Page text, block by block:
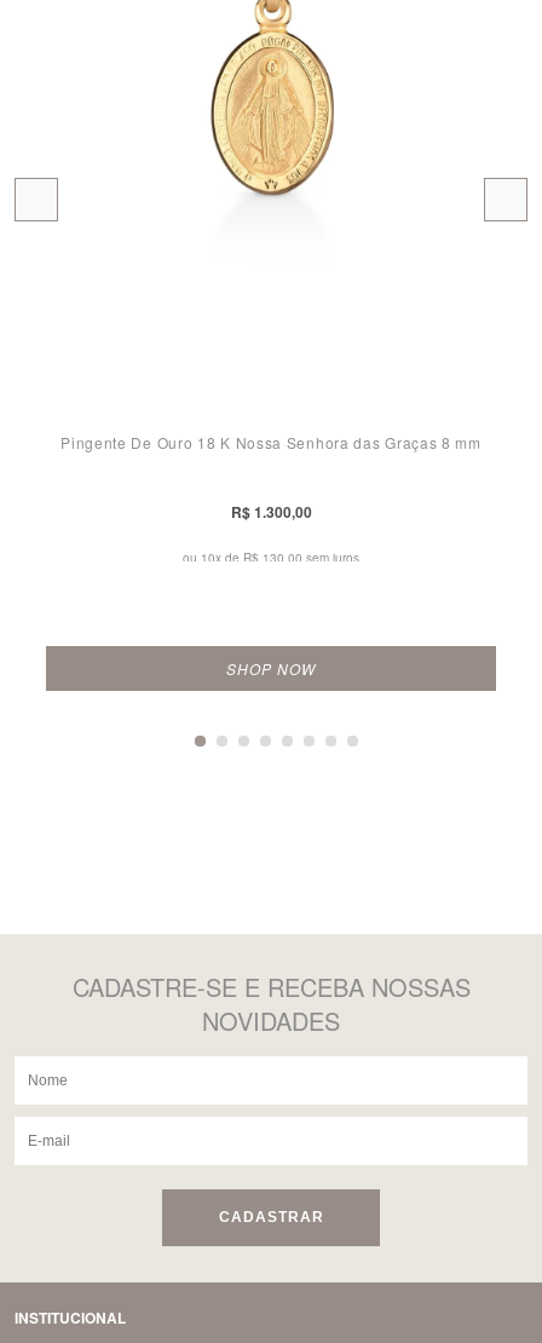
Pingente De Ouro 18 K Nossa Senhora das Graças 8 mm
R$ 1.300,00
ou 10x de R$ 130,00 sem juros
SHOP NOW
CADASTRE-SE E RECEBA NOSSAS
NOVIDADES
CADASTRAR
INSTITUCIONAL